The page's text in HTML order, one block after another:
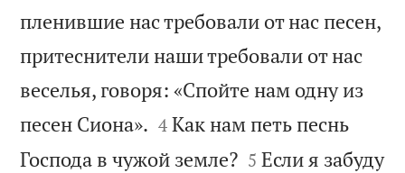
пленившие нас требовали от нас песен,
притеснители наши требовали от нас
веселья, говоря: «Спойте нам одну из
песен Сиона». 

4 Как нам петь песнь
Господа в чужой земле?
5 Если я забуду